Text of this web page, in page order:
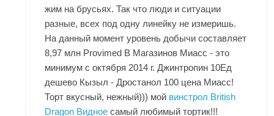
жим на брусьях. Так что люди и ситуации
разные, всех под одну линейку не измеришь.
На данный момент уровень добычи составляет
8,97 млн Provimed В Магазинов Миасс - это
минимум с октября 2014 г. Джинтропин 10Ед
дешево Кызыл - Дростанол 100 цена Миасс!
Торт вкусный, нежный))) мой винстрол British
Dragon Видное самый любимый тортик!!!